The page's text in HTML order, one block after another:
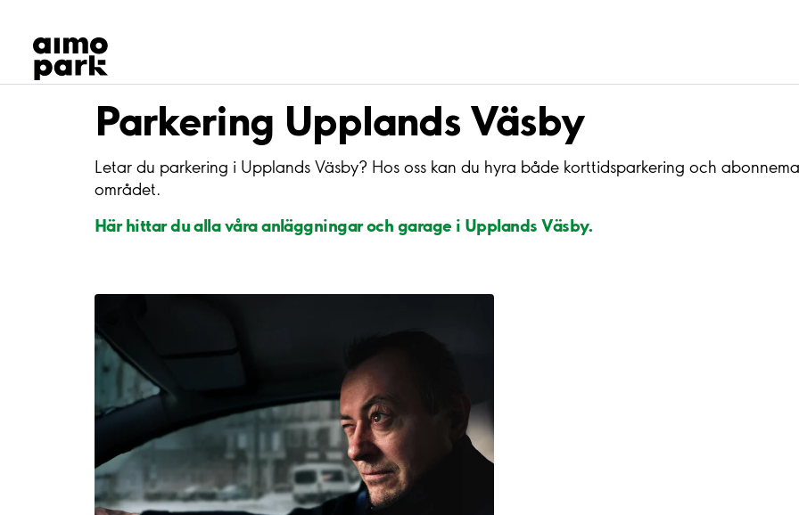
Hitta parkering
Samarbete
Kundservice
Om Aimo Park
Parkering Upplands Väsby
Letar du parkering i Upplands Väsby? Hos oss kan du hyra både korttidsparkering och
området.
Här hittar du alla våra anläggningar och garage i Upplands Väsby.